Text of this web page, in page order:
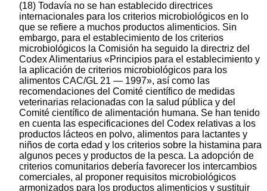
(18) Todavía no se han establecido directrices
internacionales para los criterios microbiológicos en lo
que se refiere a muchos productos alimenticios. Sin
embargo, para el establecimiento de los criterios
microbiológicos la Comisión ha seguido la directriz del
Codex Alimentarius «Principios para el establecimiento y
la aplicación de criterios microbiológicos para los
alimentos CAC/GL 21 — 1997», así como las
recomendaciones del Comité científico de medidas
veterinarias relacionadas con la salud pública y del
Comité científico de alimentación humana. Se han tenido
en cuenta las especificaciones del Codex relativas a los
productos lácteos en polvo, alimentos para lactantes y
niños de corta edad y los criterios sobre la histamina para
algunos peces y productos de la pesca. La adopción de
criterios comunitarios debería favorecer los intercambios
comerciales, al proponer requisitos microbiológicos
armonizados para los productos alimenticios y sustituir